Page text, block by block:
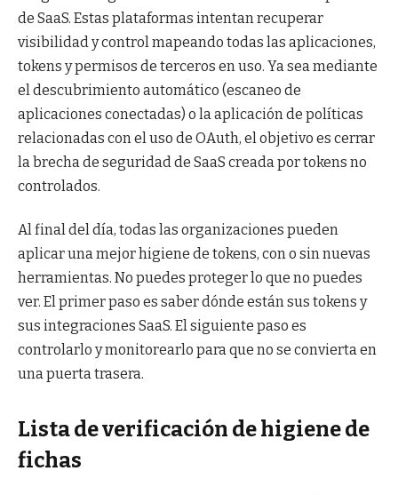
de SaaS. Estas plataformas intentan recuperar
visibilidad y control mapeando todas las aplicaciones,
tokens y permisos de terceros en uso. Ya sea mediante
el descubrimiento automático (escaneo de
aplicaciones conectadas) o la aplicación de políticas
relacionadas con el uso de OAuth, el objetivo es cerrar
la brecha de seguridad de SaaS creada por tokens no
controlados.
Al final del día, todas las organizaciones pueden
aplicar una mejor higiene de tokens, con o sin nuevas
herramientas. No puedes proteger lo que no puedes
ver. El primer paso es saber dónde están sus tokens y
sus integraciones SaaS. El siguiente paso es
controlarlo y monitorearlo para que no se convierta en
una puerta trasera.
Lista de verificación de higiene de
fichas